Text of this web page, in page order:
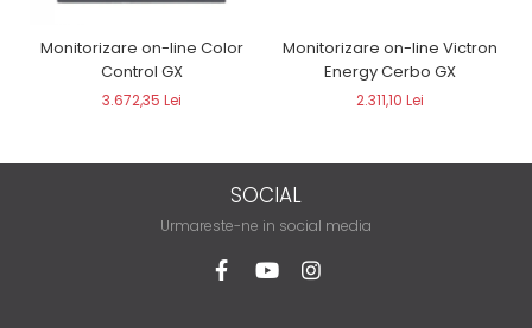
Monitorizare on-line Color
Control GX
3.672,35 Lei
Monitorizare on-line Victron
Energy Cerbo GX
2.311,10 Lei
SOCIAL
Urmareste-ne in social media